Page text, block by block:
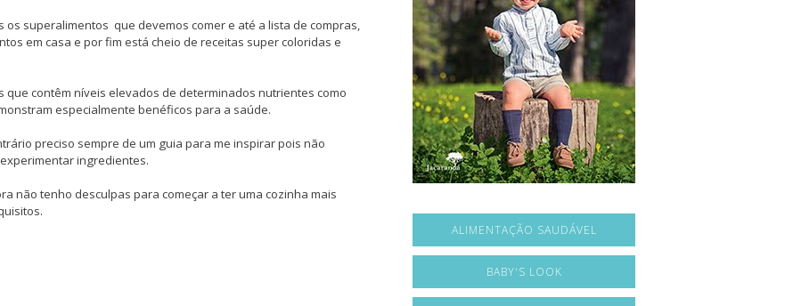
superalimentos que devemos comer e até a lista de compras,
em casa e por fim está cheio de receitas super coloridas e
contêm níveis elevados de determinados nutrientes como
especialmente benéficos para a saúde.
preciso sempre de um guia para me inspirar pois não
ingredientes.
não tenho desculpas para começar a ter uma cozinha mais
ALIMENTAÇÃO SAUDÁVEL
BABY'S LOOK